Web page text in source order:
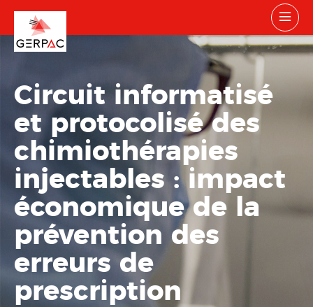
Circuit informatisé
et protocolisé des
chimiothérapies
injectables : impact
économique de la
prévention des
erreurs de
prescription